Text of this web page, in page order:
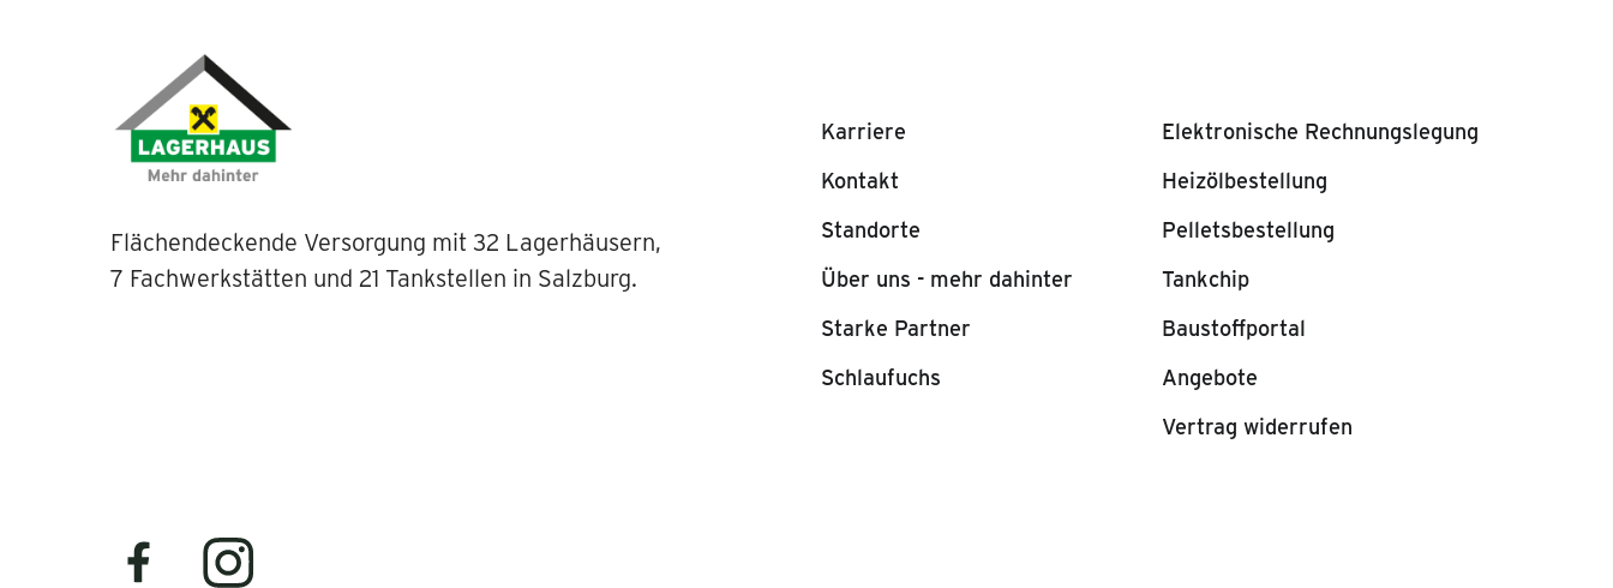
Flächendeckende Versorgung mit 32 Lagerhäusern,
7 Fachwerkstätten und 21 Tankstellen in Salzburg.
Karriere
Kontakt
Standorte
Über uns - mehr dahinter
Starke Partner
Schlaufuchs
Elektronische Rechnungslegung
Heizölbestellung
Pelletsbestellung
Tankchip
Baustoffportal
Angebote
Vertrag widerrufen